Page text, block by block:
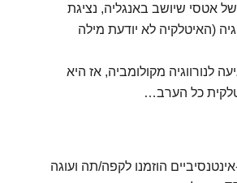
של אטסי שיושב באנגליה, נציגת
(האיטלקיה לא יודעת מילה
לנורווגיה מקולומביה, אז היא
כל הערב…
הוזמנו לקפה/תה ועוגה